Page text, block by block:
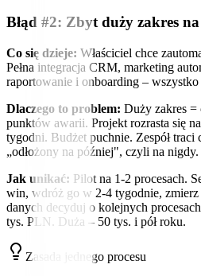
Błąd #2: Zbyt duży zakres
Co się dzieje: Właściciel chce
Pełna integracja CRM, marketing
raportowanie i onboarding –
Dlaczego to problem: Duży zakres =
punktów awarii. Projekt rozrasta się
tygodni. Budżet puchnie. Zespół
„odłożony na później", czyli na nigdy.
Jak unikać: Pilot na 1-2 procesach.
win, wdróż go w 2-4 tygodnie,
danych decyduj o kolejnych
tys. PLN. Duża – 50 tys. i pół roku.
Zasada jednego procesu